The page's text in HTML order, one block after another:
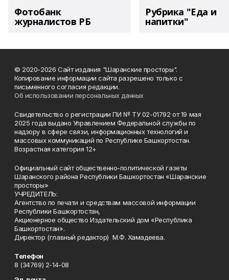
Фотобанк
журналистов РБ
Рубрика "Еда и
напитки"
© 2020-2026 Сайт издания "Шаранские просторы".
Копирование информации сайта разрешено только с
письменного согласия редакции.
Об использовании персональных данных
Свидетельство о регистрации ПИ № ТУ 02-01792 от 19 мая
2025 года выдано Управлением Федеральной службы по
надзору в сфере связи, информационных технологий и
массовых коммуникаций по Республике Башкортостан.
Возрастная категория 12+
Официальный сайт общественно-политической газеты
Шаранского района Республики Башкортостан «Шаранские
просторы»
УЧРЕДИТЕЛЬ:
Агентство по печати и средствам массовой информации
Республики Башкортостан,
Акционерное общество Издательский дом «Республика
Башкортостан».
Директор (главный редактор) М.Ф. Хамадеева.
Телефон
8 (34769) 2-14-08